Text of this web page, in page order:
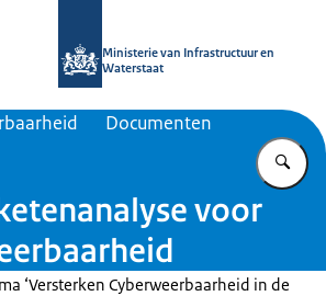
Ministerie van Infrastructuur en
Waterstaat
Documenten
voor
‘Versterken Cyberweerbaarheid in de